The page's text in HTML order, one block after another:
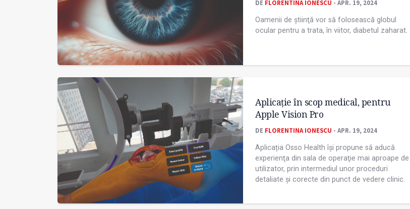
DE FLORENTINA IONESCU - APR. 19, 2024
Oamenii de știinţă vor să folosească globul
ocular pentru a trata, în viitor, diabetul zaharat.
Aplicaţie în scop medical, pentru
Apple Vision Pro
DE FLORENTINA IONESCU - APR. 19, 2024
Aplicația Osso Health își propune să aducă
experienţa din sala de operaţie mai aproape de
utilizator, prin intermediul unor proceduri
detaliate și corecte din punct de vedere clinic.